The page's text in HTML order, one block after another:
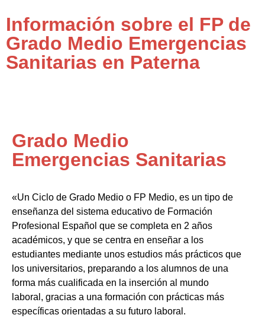
Información sobre el FP de
Grado Medio Emergencias
Sanitarias en Paterna
Grado Medio
Emergencias Sanitarias
«Un Ciclo de Grado Medio o FP Medio, es un tipo de
enseñanza del sistema educativo de Formación
Profesional Español que se completa en 2 años
académicos, y que se centra en enseñar a los
estudiantes mediante unos estudios más prácticos que
los universitarios, preparando a los alumnos de una
forma más cualificada en la inserción al mundo
laboral, gracias a una formación con prácticas más
específicas orientadas a su futuro laboral.